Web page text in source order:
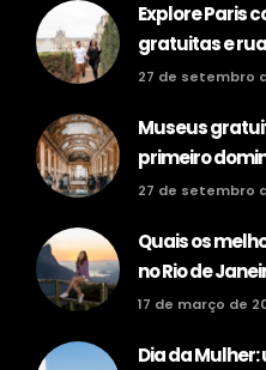
Explore Paris
gratuitas e
27 de setembro
Museus
primeiro
27 de setembro
Quais os
no Rio de
17 de março de
Dia da